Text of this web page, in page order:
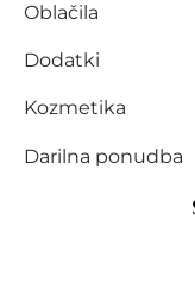
Oblačila
Dodatki
Kozmetika
Darilna ponudba